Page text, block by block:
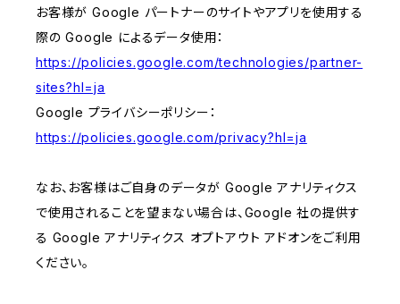
お客様が Google パートナーのサイトやアプリを使用する
際の Google によるデータ使用：
https://policies.google.com/technologies/partner-
sites?hl=ja
Google プライバシーポリシー：
https://policies.google.com/privacy?hl=ja
なお、お客様はご自身のデータが Google アナリティクス
で使用されることを望まない場合は、Google 社の提供す
る Google アナリティクス オプトアウト アドオンをご利用
ください。